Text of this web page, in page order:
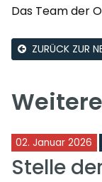
Das Team der
ZURÜCK ZUR
02. Januar 2026
Stelle